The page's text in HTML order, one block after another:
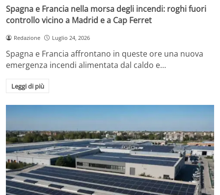
Spagna e Francia nella morsa degli incendi: roghi fuori
controllo vicino a Madrid e a Cap Ferret
Redazione Luglio 24, 2026
Spagna e Francia affrontano in queste ore una nuova
emergenza incendi alimentata dal caldo e…
Leggi di più